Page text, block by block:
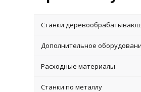
Станки
Дополнительное
Расходные материалы
Станки по металлу